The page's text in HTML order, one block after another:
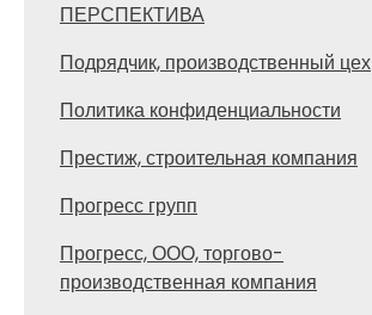
ПЕРСПЕКТИВА
Подрядчик, производственный цех
Политика конфиденциальности
Престиж, строительная компания
Прогресс групп
Прогресс, ООО, торгово-
производственная компания